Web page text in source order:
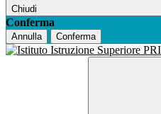
Chiudi
Conferma
Annulla Conferma